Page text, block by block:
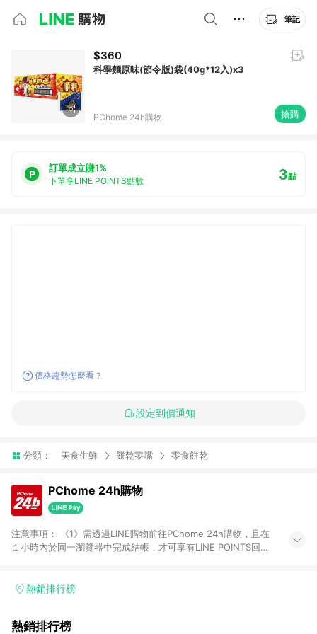
筆記
$360
科學麵原味(節令版)袋(40g*12入)x3
PChome 24h購物 搶購
訂單成立賺1%
下單享LINE POINTS點數 3點
價格趨勢怎麼看？
設定到價通知
分類： 美食生鮮 餅乾零嘴 零食餅乾
PChome 24h購物
注意事項： 《1》需透過LINE購物前往PChome 24h購物，且在
１小時內於同一瀏覽器中完成結帳，才可享有LINE POINTS回饋
在點數回饋範圍內。 《3》如取消訂單、退貨、購物中登出
品、票券、訂閱方案、PChome儲值商品、企業專區/企業採購、
熱銷排行榜
熱銷排行榜